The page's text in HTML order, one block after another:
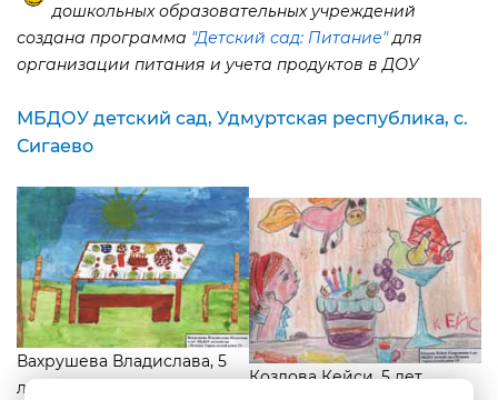
дошкольных образовательных учреждений
создана программа "Детский сад: Питание"для
организации питания и учета продуктов в ДОУ
МБДОУ детский сад, Удмуртская республика, с.
Сигаево
ахрушева Владислава, 5
лет
Козлова Кейси, 5 лет